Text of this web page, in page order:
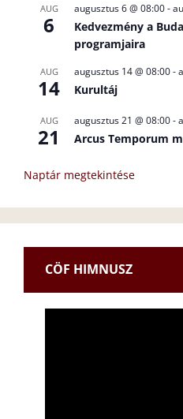
AUG
6
augusztus 6 @ 08:00-
Kedvezmény a
programjaira
AUG
14
augusztus 14 @ 08:00-
Kurultáj
AUG
21
augusztus 21 @ 08:00-
Arcus Temporum
Naptár megtekintése
CÖF HIMNUSZ